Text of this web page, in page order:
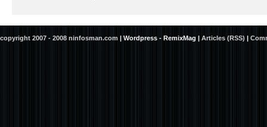
copyright 2007 - 2008 ninfosman.com | Wordpress - RemixMag | Articles (RSS) |